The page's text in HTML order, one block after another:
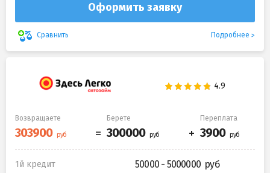
Оформить заявку
Сравнить Подробнее
Возвращаете Берете Переплата
1й кредит 50000 - 5000000